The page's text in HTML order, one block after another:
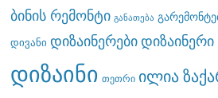
ბინის რემონტი განათება
დივანი დიზაინერებიდიზაინერი
დიზაინი თეთრი ილია